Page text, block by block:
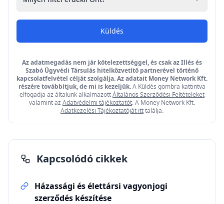
Küldés
Az adatmegadás nem jár kötelezettséggel, és csak az Illés és
Szabó Ügyvédi Társulás hitelközvetítő partnerével történő
kapcsolatfelvétel célját szolgálja. Az adatait Money Network Kft.
részére továbbítjuk, de mi is kezeljük.A Küldés gombra kattintva
elfogadja az általunk alkalmazottÁltalános Szerződési Feltételeket
valamint az Adatvédelmi tájékoztatót. A Money Network Kft.
Adatkezelési Tájékoztatóját itttalálja.
Kapcsolódó cikkek
Házassági és élettársi vagyonjogi
szerződés készítése